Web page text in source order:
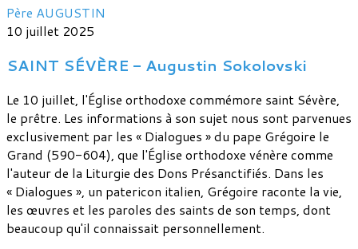
Père AUGUSTIN
10 juillet 2025
SAINT SÉVÈRE - Augustin Sokolovski
Le 10 juillet, l'Église orthodoxe commémore saint Sévère,
le prêtre. Les informations à son sujet nous sont parvenues
exclusivement par les « Dialogues » du pape Grégoire le
Grand (590-604), que l'Église orthodoxe vénère comme
l'auteur de la Liturgie des Dons Présanctifiés. Dans les
« Dialogues », un patericon italien, Grégoire raconte la vie,
les œuvres et les paroles des saints de son temps, dont
beaucoup qu'il connaissait personnellement.